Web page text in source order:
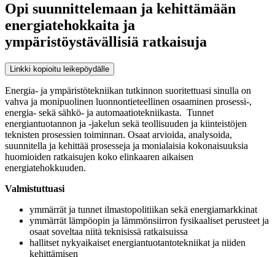
Opi suunnittelemaan ja kehittämään
energiatehokkaita ja
ympäristöystävällisiä ratkaisuja
Linkki kopioitu leikepöydälle
Energia- ja ympäristötekniikan tutkinnon suoritettuasi sinulla on
vahva ja monipuolinen luonnontieteellinen osaaminen prosessi-,
energia- sekä sähkö- ja automaatiotekniikasta. Tunnet
energiantuotannon ja -jakelun sekä teollisuuden ja kiinteistöjen
teknisten prosessien toiminnan. Osaat arvioida, analysoida,
suunnitella ja kehittää prosesseja ja monialaisia kokonaisuuksia
huomioiden ratkaisujen koko elinkaaren aikaisen
energiatehokkuuden.
Valmistuttuasi
ymmärrät ja tunnet ilmastopolitiikan sekä energiamarkkinat
ymmärrät lämpöopin ja lämmönsiirron fysikaaliset perusteet ja
osaat soveltaa niitä teknisissä ratkaisuissa
hallitset nykyaikaiset energiantuotantotekniikat ja niiden
kehittämisen